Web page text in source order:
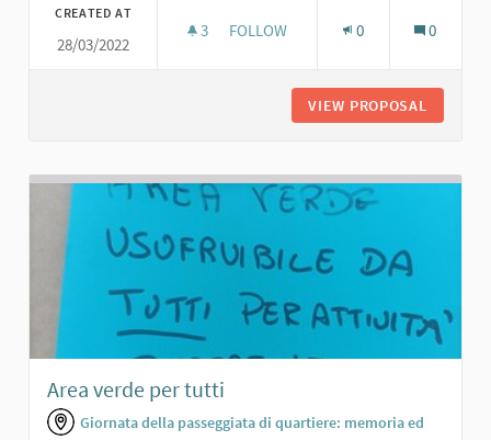
CREATED AT
28/03/2022
3 3 FOLLOWERS
FOLLOW 0 0
VIEW PROPOSAL
Area verde per tutti
Giornata della passeggiata di quartiere: memoria ed